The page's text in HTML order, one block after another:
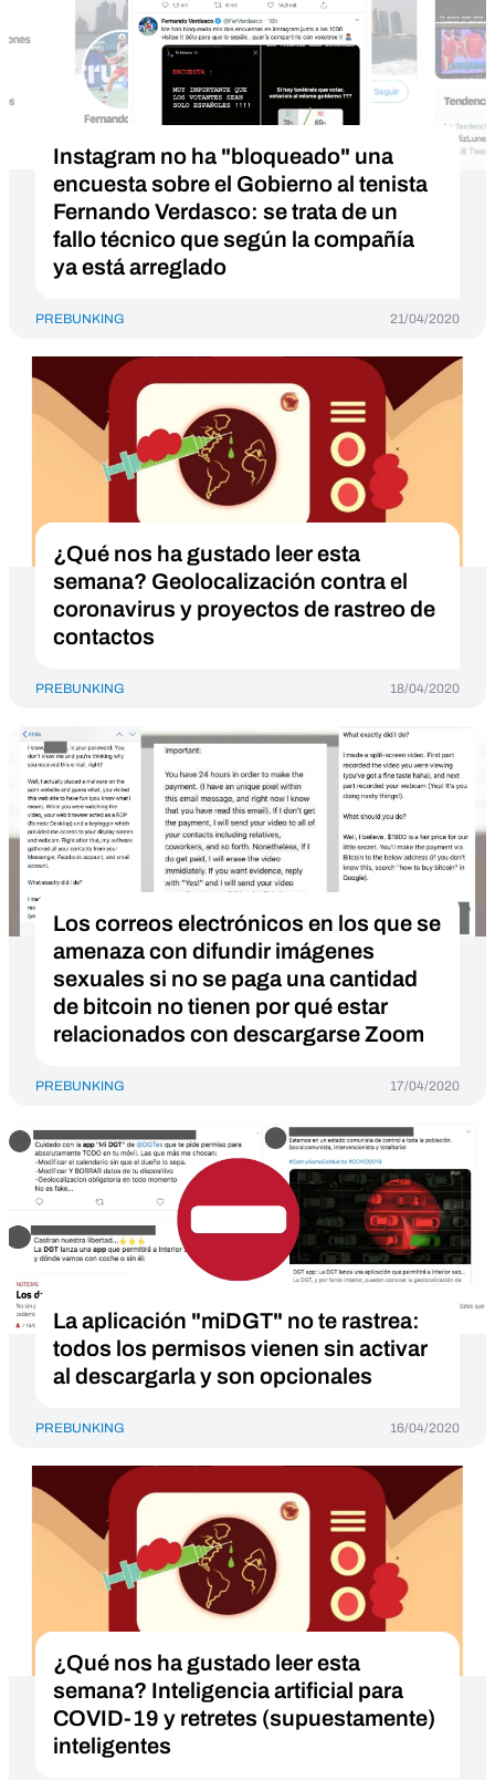
Instagram no ha "bloqueado" una
encuesta sobre el Gobierno al tenista
Fernando Verdasco: se trata de un
fallo técnico que según la compañía
ya está arreglado
PREBUNKING 21/04/2020
¿Qué nos ha gustado leer esta
semana? Geolocalización contra el
coronavirus y proyectos de rastreo de
contactos
PREBUNKING 18/04/2020
Los correos electrónicos en los que se
amenaza con difundir imágenes
sexuales si no se paga una cantidad
de bitcoin no tienen por qué estar
relacionados con descargarse Zoom
PREBUNKING 17/04/2020
La aplicación "miDGT" no te rastrea:
todos los permisos vienen sin activar
al descargarla y son opcionales
PREBUNKING 16/04/2020
¿Qué nos ha gustado leer esta
semana? Inteligencia artificial para
COVID-19 y retretes (supuestamente)
inteligentes